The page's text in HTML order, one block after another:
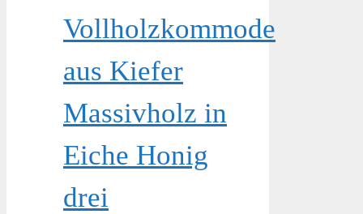
Vollholzkommode
aus Kiefer
Massivholz in
Eiche Honig
drei